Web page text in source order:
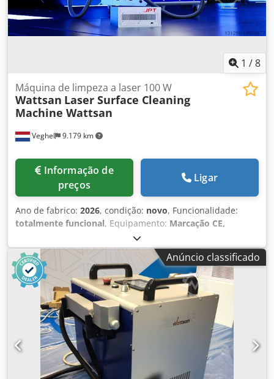
1 /8
Veghel 9.179 km
Máquina de limpeza a laser 100 W
Wattsan Laser Surface Cleaning
Machine Wattsan
preços
Ligar
Ano de fabrico: 2026, condição: novo, Funcionalidade:
totalmente funcional, Equipamento: Marcação CE,
, A Wattsan 100W é uma nova
máquina de limpeza de metais a laser portátil. Graças ao
seu sistema de arrefecimento a ar, o dispositivo é bastante
pequeno. É silencioso, rápido e fácil de utilizar, mesmo
para principiantes. É ideal para remover ferrugem, tinta,
produtos petroquímicos, camadas de óxido, escamas de
soldadura, depósitos de carbono, etc. de peças metálicas.
Esta máquina portátil também pode limpar materiais
pegajosos e galvanizados, bem como produtos de gesso e
pedra. Graças à limpeza por impulsos, esta máquina pode
limpar camadas espessas de ferrugem, tinta, produtos
Anúncio classificado